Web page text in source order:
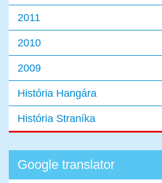
2011
2010
2009
História Hangára
História Straníka
Google translator